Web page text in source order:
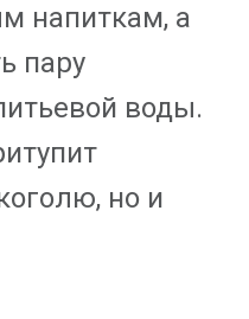
напиткам, а
пару
воды.
но и